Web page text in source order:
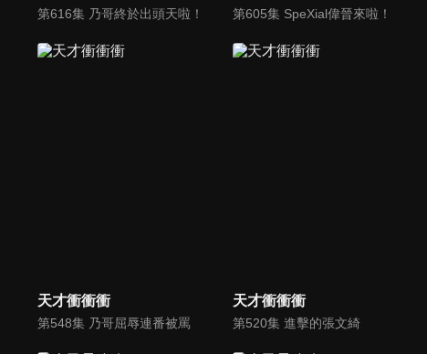
第616集 乃哥終於出頭天啦！ 第605集 SpeXial偉晉來啦！
天才衝衝衝
第548集 乃哥屈辱連番被罵
天才衝衝衝
第520集 進擊的張文綺